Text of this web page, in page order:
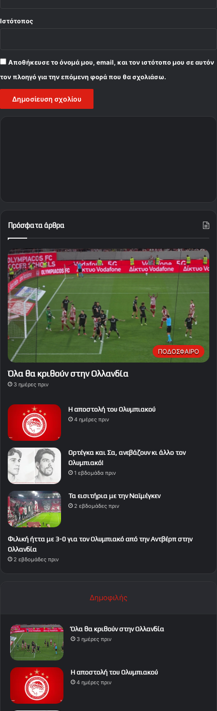
Ιστότοπος
Αποθήκευσε το όνομά μου, email, και τον ιστότοπο μου σε αυτόν
τον πλοηγό για την επόμενη φορά που θα σχολιάσω.
Πρόσφατα άρθρα
ΠΟΔΟΣΦΑΙΡΟ
Όλα θα κριθούν στην Ολλανδία
3 ημέρες πριν
Η αποστολή του Ολυμπιακού
4 ημέρες πριν
Ορτέγκα και Σα, ανεβάζουν κι άλλο τον
Ολυμπιακό!
1 εβδομάδα πριν
Τα εισιτήρια με την Ναϊμέγκεν
2 εβδομάδες πριν
Φιλική ήττα με 3-0 για τον Ολυμπιακό από την Αντβέρπ στην
Ολλανδία
2 εβδομάδες πριν
Δημοφιλής
Όλα θα κριθούν στην Ολλανδία
3 ημέρες πριν
Η αποστολή του Ολυμπιακού
4 ημέρες πριν